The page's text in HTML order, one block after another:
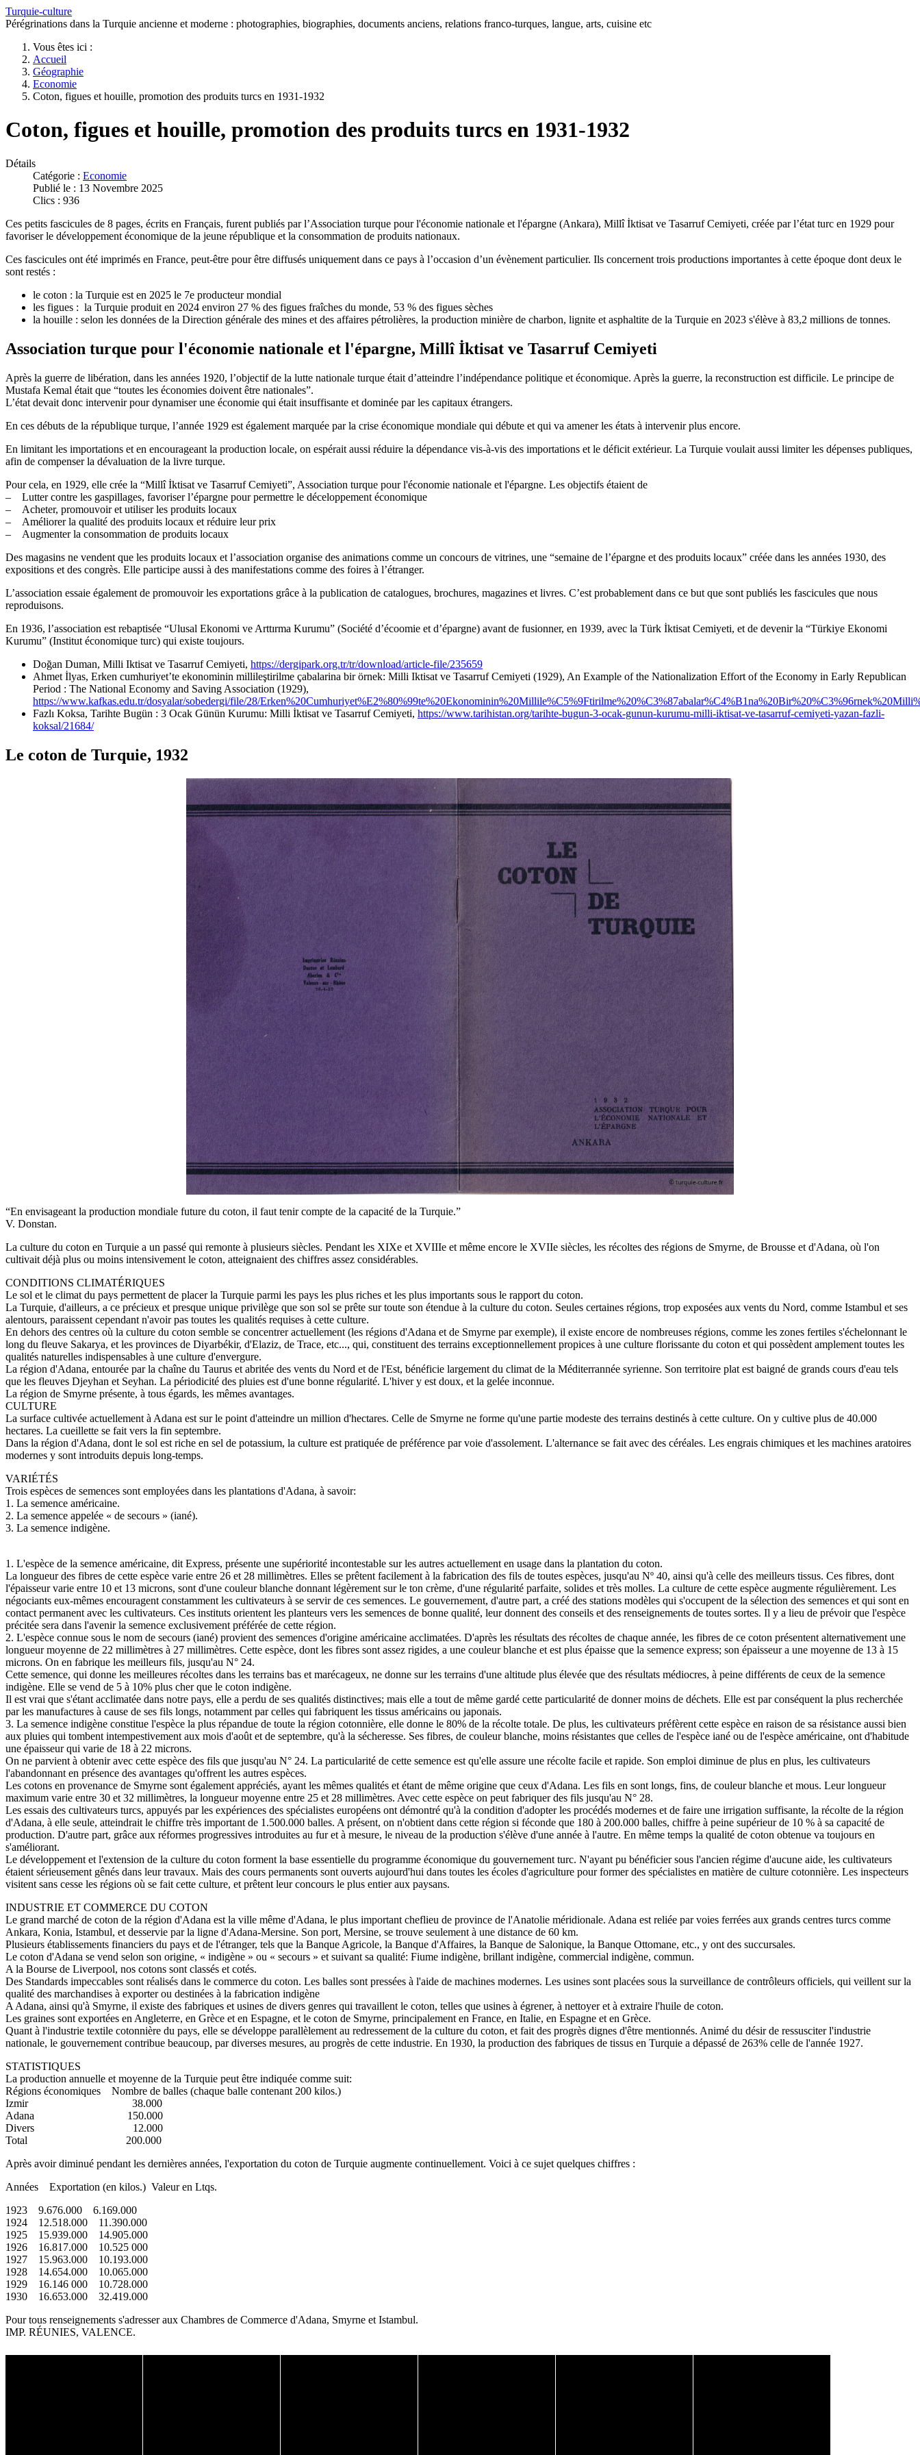
Turquie-culture
Pérégrinations dans la Turquie ancienne et moderne : photographies, biographies, documents anciens, relations franco-turques, langue, arts, cuisine etc
Vous êtes ici :
Accueil
Géographie
Economie
Coton, figues et houille, promotion des produits turcs en 1931-1932
Coton, figues et houille, promotion des produits turcs en 1931-1932
Détails
Catégorie : Economie
Publié le : 13 Novembre 2025
Clics : 936
Ces petits fascicules de 8 pages, écrits en Français, furent publiés par l’Association turque pour l'économie nationale et l'épargne (Ankara), Millî İktisat ve Tasarruf Cemiyeti, créée par l’état turc en 1929 pour
favoriser le développement économique de la jeune république et la consommation de produits nationaux.
Ces fascicules ont été imprimés en France, peut-être pour être diffusés uniquement dans ce pays à l’occasion d’un évènement particulier. Ils concernent trois productions importantes à cette époque dont deux le
sont restés :
le coton : la Turquie est en 2025 le 7e producteur mondial
les figues : la Turquie produit en 2024 environ 27 % des figues fraîches du monde, 53 % des figues sèches
la houille : selon les données de la Direction générale des mines et des affaires pétrolières, la production minière de charbon, lignite et asphaltite de la Turquie en 2023 s'élève à 83,2 millions de tonnes.
Association turque pour l'économie nationale et l'épargne, Millî İktisat ve Tasarruf Cemiyeti
Après la guerre de libération, dans les années 1920, l’objectif de la lutte nationale turque était d’atteindre l’indépendance politique et économique. Après la guerre, la reconstruction est difficile. Le principe de
Mustafa Kemal était que “toutes les économies doivent être nationales”.
L’état devait donc intervenir pour dynamiser une économie qui était insuffisante et dominée par les capitaux étrangers.
En ces débuts de la république turque, l’année 1929 est également marquée par la crise économique mondiale qui débute et qui va amener les états à intervenir plus encore.
En limitant les importations et en encourageant la production locale, on espérait aussi réduire la dépendance vis-à-vis des importations et le déficit extérieur. La Turquie voulait aussi limiter les dépenses publiques,
afin de compenser la dévaluation de la livre turque.
Pour cela, en 1929, elle crée la “Millî İktisat ve Tasarruf Cemiyeti”, Association turque pour l'économie nationale et l'épargne. Les objectifs étaient de
– Lutter contre les gaspillages, favoriser l’épargne pour permettre le déceloppement économique
– Acheter, promouvoir et utiliser les produits locaux
– Améliorer la qualité des produits locaux et réduire leur prix
– Augmenter la consommation de produits locaux
Des magasins ne vendent que les produits locaux et l’association organise des animations comme un concours de vitrines, une “semaine de l’épargne et des produits locaux” créée dans les années 1930, des
expositions et des congrès. Elle participe aussi à des manifestations comme des foires à l’étranger.
L’association essaie également de promouvoir les exportations grâce à la publication de catalogues, brochures, magazines et livres. C’est probablement dans ce but que sont publiés les fascicules que nous
reproduisons.
En 1936, l’association est rebaptisée “Ulusal Ekonomi ve Arttırma Kurumu” (Société d’écoomie et d’épargne) avant de fusionner, en 1939, avec la Türk İktisat Cemiyeti, et de devenir la “Türkiye Ekonomi
Kurumu” (Institut économique turc) qui existe toujours.
Doğan Duman, Milli Iktisat ve Tasarruf Cemiyeti, https://dergipark.org.tr/tr/download/article-file/235659
Ahmet İlyas, Erken cumhuriyet’te ekonominin millileştirilme çabalarina bir örnek: Milli Iktisat ve Tasarruf Cemiyeti (1929), An Example of the Nationalization Effort of the Economy in Early Republican
Period : The National Economy and Saving Association (1929),
https://www.kafkas.edu.tr/dosyalar/sobedergi/file/28/
Fazlı Koksa, Tarihte Bugün : 3 Ocak Günün Kurumu: Milli İktisat ve Tasarruf Cemiyeti, https://www.tarihistan.org/tarihte-bugun-3-ocak-gunun-kurumu-milli-iktisat-ve-tasarruf-cemiyeti-yazan-fazli-
koksal/21684/
Le coton de Turquie, 1932
“En envisageant la production mondiale future du coton, il faut tenir compte de la capacité de la Turquie.”
V. Donstan.
La culture du coton en Turquie a un passé qui remonte à plusieurs siècles. Pendant les XIXe et XVIIIe et même encore le XVIIe siècles, les récoltes des régions de Smyrne, de Brousse et d'Adana, où l'on
cultivait déjà plus ou moins intensivement le coton, atteignaient des chiffres assez considérables.
CONDITIONS CLIMATÉRIQUES
Le sol et le climat du pays permettent de placer la Turquie parmi les pays les plus riches et les plus importants sous le rapport du coton.
La Turquie, d'ailleurs, a ce précieux et presque unique privilège que son sol se prête sur toute son étendue à la culture du coton. Seules certaines régions, trop exposées aux vents du Nord, comme Istambul et ses
alentours, paraissent cependant n'avoir pas toutes les qualités requises à cette culture.
En dehors des centres où la culture du coton semble se concentrer actuellement (les régions d'Adana et de Smyrne par exemple), il existe encore de nombreuses régions, comme les zones fertiles s'échelonnant le
long du fleuve Sakarya, et les provinces de Diyarbékir, d'Elaziz, de Trace, etc..., qui, constituent des terrains exceptionnellement propices à une culture florissante du coton et qui possèdent amplement toutes les
qualités naturelles indispensables à une culture d'envergure.
La région d'Adana, entourée par la chaîne du Taurus et abritée des vents du Nord et de l'Est, bénéficie largement du climat de la Méditerrannée syrienne. Son territoire plat est baigné de grands cours d'eau tels
que les fleuves Djeyhan et Seyhan. La périodicité des pluies est d'une bonne régularité. L'hiver y est doux, et la gelée inconnue.
La région de Smyrne présente, à tous égards, les mêmes avantages.
CULTURE
La surface cultivée actuellement à Adana est sur le point d'atteindre un million d'hectares. Celle de Smyrne ne forme qu'une partie modeste des terrains destinés à cette culture. On y cultive plus de 40.000
hectares. La cueillette se fait vers la fin septembre.
Dans la région d'Adana, dont le sol est riche en sel de potassium, la culture est pratiquée de préférence par voie d'assolement. L'alternance se fait avec des céréales. Les engrais chimiques et les machines aratoires
modernes y sont introduits depuis long-temps.
VARIÉTÉS
Trois espèces de semences sont employées dans les plantations d'Adana, à savoir:
1. La semence américaine.
2. La semence appelée « de secours » (iané).
3. La semence indigène.
1. L'espèce de la semence américaine, dit Express, présente une supériorité incontestable sur les autres actuellement en usage dans la plantation du coton.
La longueur des fibres de cette espèce varie entre 26 et 28 millimètres. Elles se prêtent facilement à la fabrication des fils de toutes espèces, jusqu'au Nº 40, ainsi qu'à celle des meilleurs tissus. Ces fibres, dont
l'épaisseur varie entre 10 et 13 microns, sont d'une couleur blanche donnant légèrement sur le ton crème, d'une régularité parfaite, solides et très molles. La culture de cette espèce augmente régulièrement. Les
négociants eux-mêmes encouragent constamment les cultivateurs à se servir de ces semences. Le gouvernement, d'autre part, a créé des stations modèles qui s'occupent de la sélection des semences et qui sont en
contact permanent avec les cultivateurs. Ces instituts orientent les planteurs vers les semences de bonne qualité, leur donnent des conseils et des renseignements de toutes sortes. Il y a lieu de prévoir que l'espèce
précitée sera dans l'avenir la semence exclusivement préférée de cette région.
2. L'espèce connue sous le nom de secours (iané) provient des semences d'origine américaine acclimatées. D'après les résultats des récoltes de chaque année, les fibres de ce coton présentent alternativement une
longueur moyenne de 22 millimètres à 27 millimètres. Cette espèce, dont les fibres sont assez rigides, a une couleur blanche et est plus épaisse que la semence express; son épaisseur a une moyenne de 13 à 15
microns. On en fabrique les meilleurs fils, jusqu'au N° 24.
Cette semence, qui donne les meilleures récoltes dans les terrains bas et marécageux, ne donne sur les terrains d'une altitude plus élevée que des résultats médiocres, à peine différents de ceux de la semence
indigène. Elle se vend de 5 à 10% plus cher que le coton indigène.
Il est vrai que s'étant acclimatée dans notre pays, elle a perdu de ses qualités distinctives; mais elle a tout de même gardé cette particularité de donner moins de déchets. Elle est par conséquent la plus recherchée
par les manufactures à cause de ses fils longs, notamment par celles qui fabriquent les tissus américains ou japonais.
3. La semence indigène constitue l'espèce la plus répandue de toute la région cotonnière, elle donne le 80% de la récolte totale. De plus, les cultivateurs préfèrent cette espèce en raison de sa résistance aussi bien
aux pluies qui tombent intempestivement aux mois d'août et de septembre, qu'à la sécheresse. Ses fibres, de couleur blanche, moins résistantes que celles de l'espèce iané ou de l'espèce américaine, ont d'habitude
une épaisseur qui varie de 18 à 22 microns.
On ne parvient à obtenir avec cette espèce des fils que jusqu'au N° 24. La particularité de cette semence est qu'elle assure une récolte facile et rapide. Son emploi diminue de plus en plus, les cultivateurs
l'abandonnant en présence des avantages qu'offrent les autres espèces.
Les cotons en provenance de Smyrne sont également appréciés, ayant les mêmes qualités et étant de même origine que ceux d'Adana. Les fils en sont longs, fins, de couleur blanche et mous. Leur longueur
maximum varie entre 30 et 32 millimètres, la longueur moyenne entre 25 et 28 millimètres. Avec cette espèce on peut fabriquer des fils jusqu'au N° 28.
Les essais des cultivateurs turcs, appuyés par les expériences des spécialistes européens ont démontré qu'à la condition d'adopter les procédés modernes et de faire une irrigation suffisante, la récolte de la région
d'Adana, à elle seule, atteindrait le chiffre très important de 1.500.000 balles. A présent, on n'obtient dans cette région si féconde que 180 à 200.000 balles, chiffre à peine supérieur de 10 % à sa capacité de
production. D'autre part, grâce aux réformes progressives introduites au fur et à mesure, le niveau de la production s'élève d'une année à l'autre. En même temps la qualité de coton obtenue va toujours en
s'améliorant.
Le développement et l'extension de la culture du coton forment la base essentielle du programme économique du gouvernement turc. N'ayant pu bénéficier sous l'ancien régime d'aucune aide, les cultivateurs
étaient sérieusement gênés dans leur travaux. Mais des cours permanents sont ouverts aujourd'hui dans toutes les écoles d'agriculture pour former des spécialistes en matière de culture cotonnière. Les inspecteurs
visitent sans cesse les régions où se fait cette culture, et prêtent leur concours le plus entier aux paysans.
INDUSTRIE ET COMMERCE DU COTON
Le grand marché de coton de la région d'Adana est la ville même d'Adana, le plus important cheflieu de province de l'Anatolie méridionale. Adana est reliée par voies ferrées aux grands centres turcs comme
Ankara, Konia, Istambul, et desservie par la ligne d'Adana-Mersine. Son port, Mersine, se trouve seulement à une distance de 60 km.
Plusieurs établissements financiers du pays et de l'étranger, tels que la Banque Agricole, la Banque d'Affaires, la Banque de Salonique, la Banque Ottomane, etc., y ont des succursales.
Le coton d'Adana se vend selon son origine, « indigène » ou « secours » et suivant sa qualité: Fiume indigène, brillant indigène, commercial indigène, commun.
A la Bourse de Liverpool, nos cotons sont classés et cotés.
Des Standards impeccables sont réalisés dans le commerce du coton. Les balles sont pressées à l'aide de machines modernes. Les usines sont placées sous la surveillance de contrôleurs officiels, qui veillent sur la
qualité des marchandises à exporter ou destinées à la fabrication indigène
A Adana, ainsi qu'à Smyrne, il existe des fabriques et usines de divers genres qui travaillent le coton, telles que usines à égrener, à nettoyer et à extraire l'huile de coton.
Les graines sont exportées en Angleterre, en Grèce et en Espagne, et le coton de Smyrne, principalement en France, en Italie, en Espagne et en Grèce.
Quant à l'industrie textile cotonnière du pays, elle se développe parallèlement au redressement de la culture du coton, et fait des progrès dignes d'être mentionnés. Animé du désir de ressusciter l'industrie
nationale, le gouvernement contribue beaucoup, par diverses mesures, au progrès de cette industrie. En 1930, la production des fabriques de tissus en Turquie a dépassé de 263% celle de l'année 1927.
STATISTIQUES
La production annuelle et moyenne de la Turquie peut être indiquée comme suit:
Régions économiques Nombre de balles (chaque balle contenant 200 kilos.)
Izmir 38.000
Adana 150.000
Divers 12.000
Total 200.000
Après avoir diminué pendant les dernières années, l'exportation du coton de Turquie augmente continuellement. Voici à ce sujet quelques chiffres :
Années Exportation (en kilos.) Valeur en Ltqs.
1923 9.676.000 6.169.000
1924 12.518.000 11.390.000
1925 15.939.000 14.905.000
1926 16.817.000 10.525 000
1927 15.963.000 10.193.000
1928 14.654.000 10.065.000
1929 16.146 000 10.728.000
1930 16.653.000 32.419.000
Pour tous renseignements s'adresser aux Chambres de Commerce d'Adana, Smyrne et Istambul.
IMP. RÉUNIES, VALENCE.